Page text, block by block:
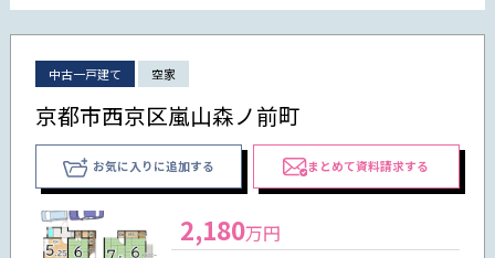
中古一戸建て 空家
京都市西京区嵐山森ノ前町
お気に入りに追加する まとめて資料請求する
2,180万円